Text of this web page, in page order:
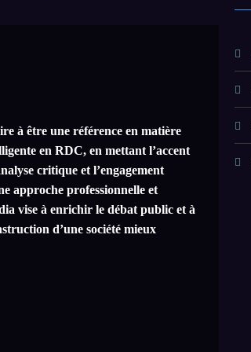
à être une référence en matière
en RDC, en mettant l’accent
critique et l’engagement
approche professionnelle et
vise à enrichir le débat public et à
d’une société mieux